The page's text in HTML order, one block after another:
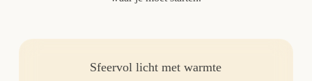
Sfeervol licht met warmte